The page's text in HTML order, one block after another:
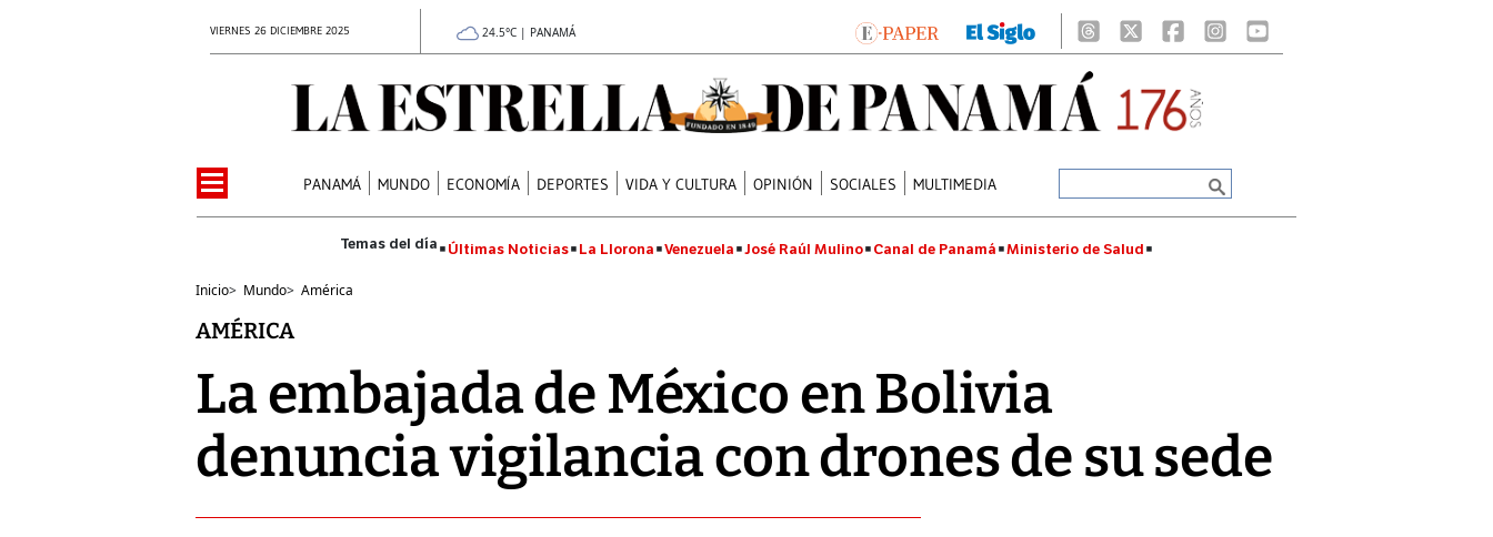
VIERNES 26 DICIEMBRE 2025 24.5°C | PANAMÁ
PANAMÁ MUNDO ECONOMÍA DEPORTES VIDA Y CULTURA OPINIÓN SOCIALES MULTIMEDIA
Últimas Noticias La Llorona Venezuela José Raúl Mulino Canal de Panamá Ministerio de Salud
Inicio> Mundo> América
AMÉRICA
La embajada de México en Bolivia
denuncia vigilancia con drones de su sede